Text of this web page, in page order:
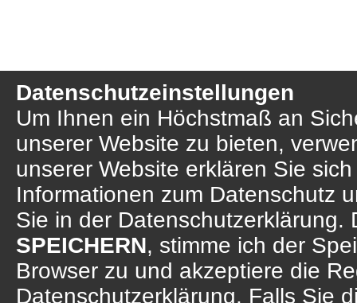
Datenschutzeinstellungen
Um Ihnen ein Höchstmaß an
unserer Website zu bieten,
unserer Website erklären Sie
Informationen zum Datenschutz
Sie in der Datenschutzerklärung.
SPEICHERN, stimme ich der
Browser zu und akzeptiere die
Datenschutzerklärung. Falls Sie